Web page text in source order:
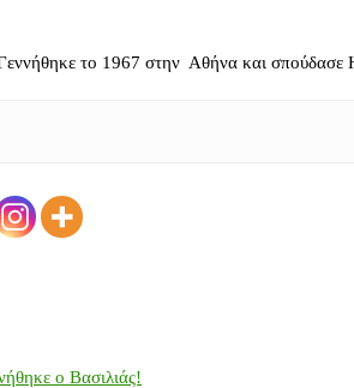
το 1967 στην Αθήνα και σπούδασε
ο Βασιλιάς!